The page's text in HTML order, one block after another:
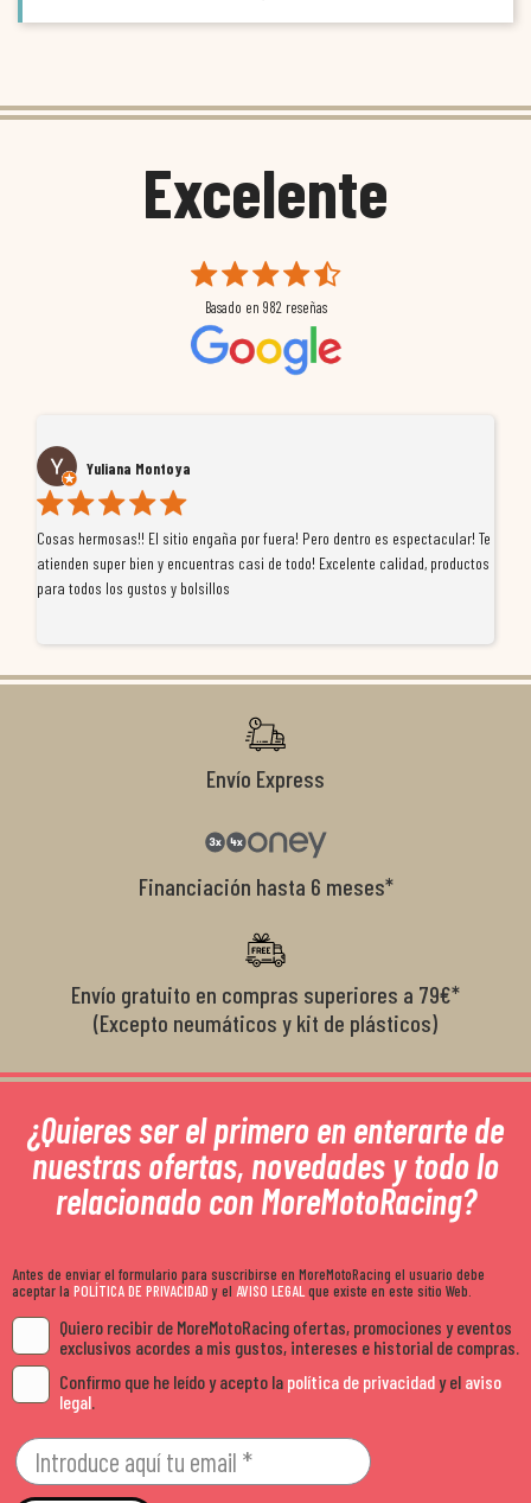
Excelente
Basado en 982 reseñas
Yuliana Montoya
Cosas hermosas!! El sitio engaña por fuera! Pero dentro es espectacular! Te
atienden super bien y encuentras casi de todo! Excelente calidad, productos
para todos los gustos y bolsillos
Envío Express
Financiación hasta 6 meses*
Envío gratuito en compras superiores a 79€*
(Excepto neumáticos y kit de plásticos)
¿Quieres ser el primero en enterarte de
nuestras ofertas, novedades y todo lo
relacionado con MoreMotoRacing?
Antes de enviar el formulario para suscribirse en MoreMotoRacing el usuario debe
aceptar la POLÍTICA DE PRIVACIDADy el AVISO LEGALque existe en este sitio Web.
Quiero recibir de MoreMotoRacing ofertas, promociones y eventos
exclusivos acordes a mis gustos, intereses e historial de compras.
Confirmo que he leído y acepto la política de privacidady el aviso
legal